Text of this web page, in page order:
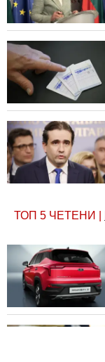
ТОП 5 ЧЕТЕНИ